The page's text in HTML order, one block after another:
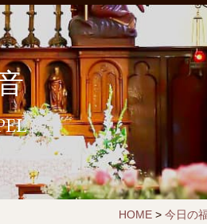
HOME> 今日の